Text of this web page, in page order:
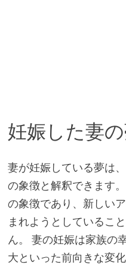
妊娠した妻
妻が妊娠している夢は
の象徴と解釈できます
の象徴であり、新しい
まれようとしているこ
ん。 妻の妊娠は家族の
大といった前向きな変